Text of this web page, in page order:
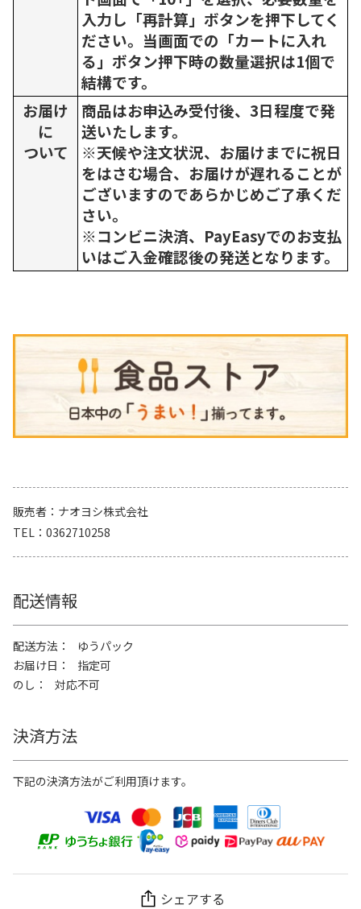
入力し「再計算」ボタンを押下してく
ださい。当画面での「カートに入れ
る」ボタン押下時の数量選択は1個で
結構です。
お届け
に
ついて
商品はお申込み受付後、3日程度で発
送いたします。
※天候や注文状況、お届けまでに祝日
をはさむ場合、お届けが遅れることが
ございますのであらかじめご了承くだ
さい。
※コンビニ決済、PayEasyでのお支払
いはご入金確認後の発送となります。
販売者
ナオヨシ株式会社
TEL
0362710258
配送情報
配送方法
ゆうパック
お届け日
指定可
のし
対応不可
決済方法
下記の決済方法がご利用頂けます。
シェアする